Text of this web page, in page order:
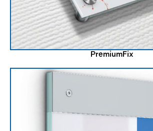
PremiumFix